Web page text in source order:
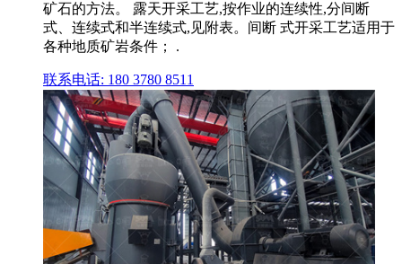
矿石的方法。 露天开采工艺,按作业的连续性,分间断
式、连续式和半连续式,见附表。间断 式开采工艺适用于
各种地质矿岩条件； .
联系电话: 180 3780 8511